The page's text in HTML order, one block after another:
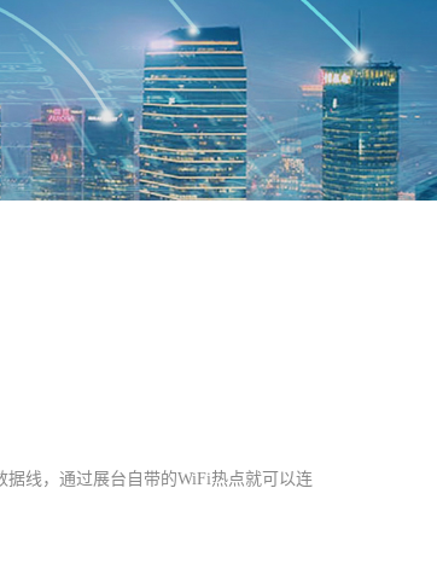
线，通过展台自带的WiFi热点就可以连